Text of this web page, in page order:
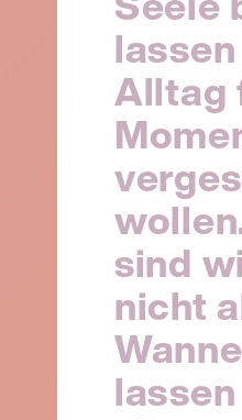
Alltag
sind
nicht